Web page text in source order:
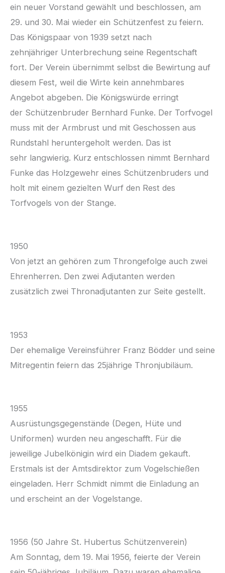
ein neuer Vorstand gewählt und beschlossen, am
29. und 30. Mai wieder ein Schützenfest zu feiern.
Das Königspaar von 1939 setzt nach
zehnjähriger Unterbrechung seine Regentschaft
fort. Der Verein übernimmt selbst die Bewirtung auf
diesem Fest, weil die Wirte kein annehmbares
Angebot abgeben. Die Königswürde erringt
der Schützenbruder Bernhard Funke. Der Torfvogel
muss mit der Armbrust und mit Geschossen aus
Rundstahl heruntergeholt werden. Das ist
sehr langwierig. Kurz entschlossen nimmt Bernhard
Funke das Holzgewehr eines Schützenbruders und
holt mit einem gezielten Wurf den Rest des
Torfvogels von der Stange.
1950
Von jetzt an gehören zum Throngefolge auch zwei
Ehrenherren. Den zwei Adjutanten werden
zusätzlich zwei Thronadjutanten zur Seite gestellt.
1953
Der ehemalige Vereinsführer Franz Bödder und seine
Mitregentin feiern das 25jährige Thronjubiläum.
1955
Ausrüstungsgegenstände (Degen, Hüte und
Uniformen) wurden neu angeschafft. Für die
jeweilige Jubelkönigin wird ein Diadem gekauft.
Erstmals ist der Amtsdirektor zum Vogelschießen
eingeladen. Herr Schmidt nimmt die Einladung an
und erscheint an der Vogelstange.
1956 (50 Jahre St. Hubertus Schützenverein)
Am Sonntag, dem 19. Mai 1956, feierte der Verein